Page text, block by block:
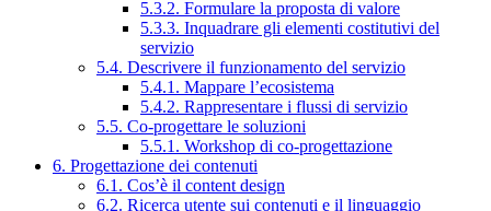
5.3.2. Formulare la proposta di valore
5.3.3. Inquadrare gli elementi costitutivi del
servizio
5.4. Descrivere il funzionamento del servizio
5.4.1. Mappare l’ecosistema
5.4.2. Rappresentare i flussi di servizio
5.5. Co-progettare le soluzioni
5.5.1. Workshop di co-progettazione
6. Progettazione dei contenuti
6.1. Cos’è il content design
6.2. Ricerca utente sui contenuti e il linguaggio